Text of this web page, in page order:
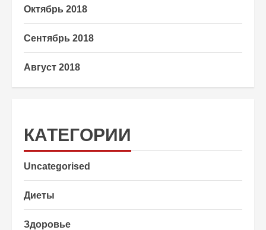
Октябрь 2018
Сентябрь 2018
Август 2018
КАТЕГОРИИ
Uncategorised
Диеты
Здоровье